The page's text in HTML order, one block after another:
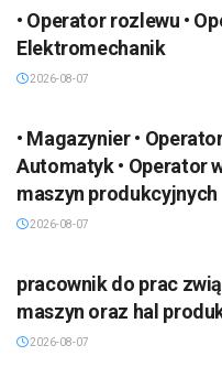
• Operator rozlewu •
Elektromechanik
2026-08-07
• Magazynier •
Automatyk • Operator
maszyn produkcyjnych
2026-08-07
pracownik do prac
maszyn oraz hal
2026-08-07